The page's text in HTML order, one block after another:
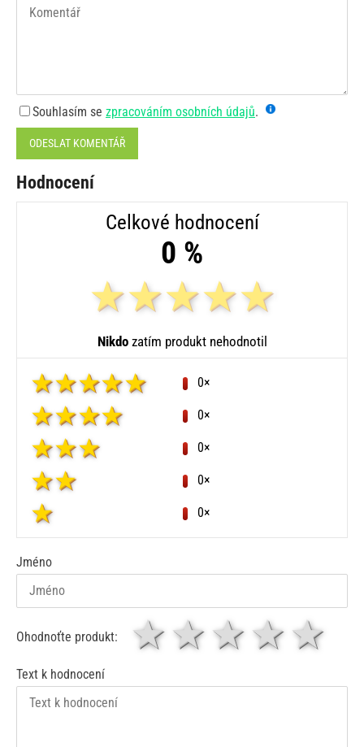
Souhlasím se zpracováním osobních údajů.
ODESLAT KOMENTÁŘ
Hodnocení
Celkové hodnocení
0 %
Nikdozatím produkt nehodnotil
0×
0×
0×
0×
0×
Jméno
Ohodnoťte produkt: 4
3
2 hvězdy
1 hvězda
Text k hodnocení